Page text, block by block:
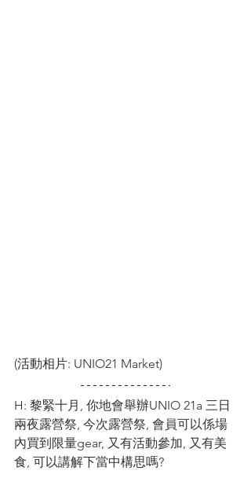
(活動相片: UNIO21 Market)
H: 黎緊十月, 你地會舉辦UNIO 21a 三日
兩夜露營祭, 今次露營祭, 會員可以係場
內買到限量gear, 又有活動參加, 又有美
食, 可以講解下當中構思嗎?